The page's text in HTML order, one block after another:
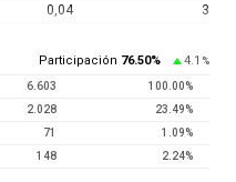
0,04 3
Participación 76.50% 4.1 %
6.603 100.00%
2.028 23.49%
71 1.09%
148 2.24%